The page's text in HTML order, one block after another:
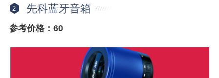
2 先科蓝牙音箱
参考价格：60